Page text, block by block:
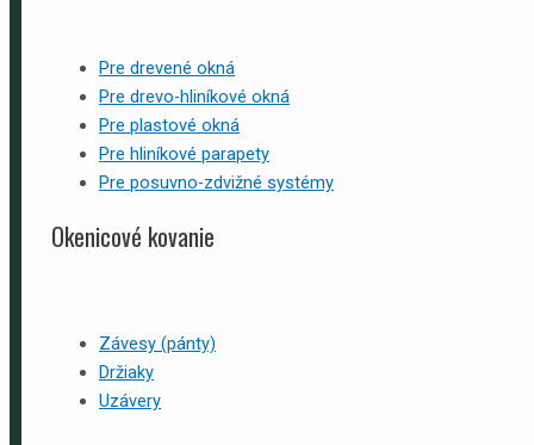
Pre drevené okná
Pre drevo-hliníkové okná
Pre plastové okná
Pre hliníkové parapety
Pre posuvno-zdvižné systémy
Okenicové kovanie
Závesy (pánty)
Držiaky
Uzávery